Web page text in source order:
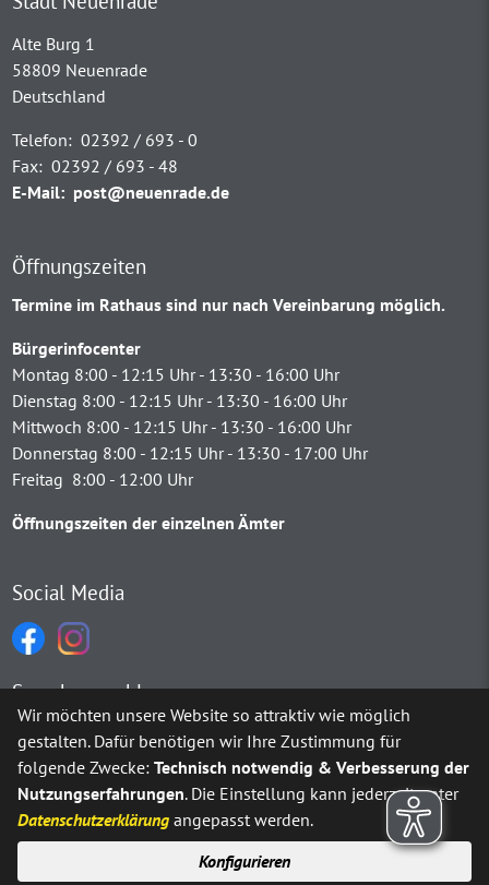
Alte Burg 1
58809 Neuenrade
Deutschland
Telefon: 02392 / 693 - 0
Fax: 02392 / 693 - 48
E-Mail: post@neuenrade.de
Öffnungszeiten
Termine im Rathaus sind nur nach Vereinbarung möglich.
Bürgerinfocenter
Montag 8:00 - 12:15 Uhr - 13:30 - 16:00 Uhr
Dienstag 8:00 - 12:15 Uhr - 13:30 - 16:00 Uhr
Mittwoch 8:00 - 12:15 Uhr - 13:30 - 16:00 Uhr
Donnerstag 8:00 - 12:15 Uhr - 13:30 - 17:00 Uhr
Freitag 8:00 - 12:00 Uhr
Öffnungszeiten der einzelnen Ämter
Social Media
Sprachauswahl
Möchten Sie vonGoogle Translate bereitgestellte externe
Ja Immer
Wir möchten unsere Website so attraktiv wie möglich
gestalten. Dafür benötigen wir Ihre Zustimmung für
folgende Zwecke:Technisch notwendig & Verbesserung der
Nutzungserfahrungen. Die Einstellung kann jederzeit unter
Datenschutzerklärung angepasst werden.
Konfigurieren